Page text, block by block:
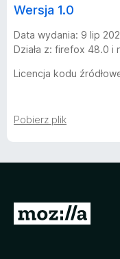
D
o
w
n
a
Wersja 1.0
Data wydania: 9 lip
Działa z: firefox 48.0 i
Licencja kodu
Pobierz plik
S